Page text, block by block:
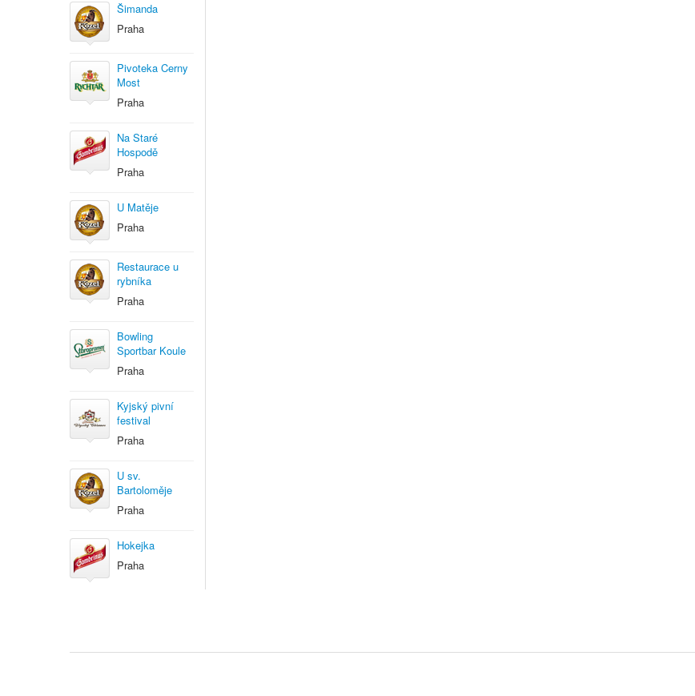
Šimanda
Praha
Pivoteka Cerny
Most
Praha
Na Staré
Hospodě
Praha
U Matěje
Praha
Restaurace u
rybníka
Praha
Bowling
Sportbar Koule
Praha
Kyjský pivní
festival
Praha
U sv.
Bartoloměje
Praha
Hokejka
Praha